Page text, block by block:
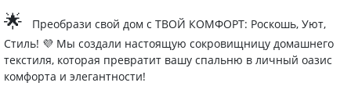
🌟
Преобрази свой дом с ТВОЙ КОМФОРТ: Роскошь, Уют,
Стиль! 💜 Мы создали настоящую сокровищницу домашнего
текстиля, которая превратит вашу спальню в личный оазис
комфорта и элегантности!